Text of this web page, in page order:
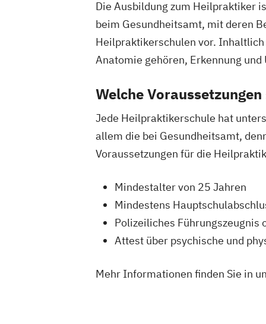
Die Ausbildung zum Heilpraktiker
beim Gesundheitsamt, mit deren
Heilpraktikerschulen vor.
Anatomie gehören, Erkennung
Welche
Jede Heilpraktikerschule hat
allem die bei Gesundheitsamt,
Voraussetzungen für die
Mindestalter von 25 Jahren
Mindestens
Polizeiliches Führungszeugnis
Attest über psychische und
Mehr Informationen finden Sie in